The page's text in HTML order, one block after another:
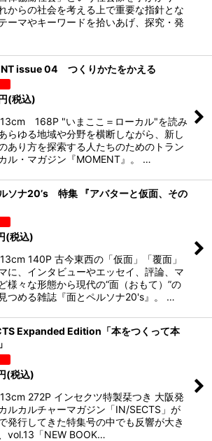
からの社会を考える上で重要な指針とな
ーマやキーワードを拾いあげ、探究・発
issue 04 つくりかたをかえる
(税込)
168P "いまここ＝ローカル"を読み
らゆる地域や分野を横断しながら、新し
あり方を探索する人たちのためのトラン
ル・マガジン『MOMENT』。 …
ソナ20’s 特集 『アバターと仮面、その
(税込)
140P 古今東西の「仮面」「覆面」
に、インタビューやエッセイ、評論、マ
様々な形態から現代の“面（おもて）”の
つめる雑誌『面とペルソナ20's』。 …
Expanded Edition「本をつくって本
(税込)
272P インセクツ特製栞つき 大阪発
ルカルチャーマガジン「IN/SECTS」が
発行してきた特集号の中でも反響が大き
vol.13「NEW BOOK…